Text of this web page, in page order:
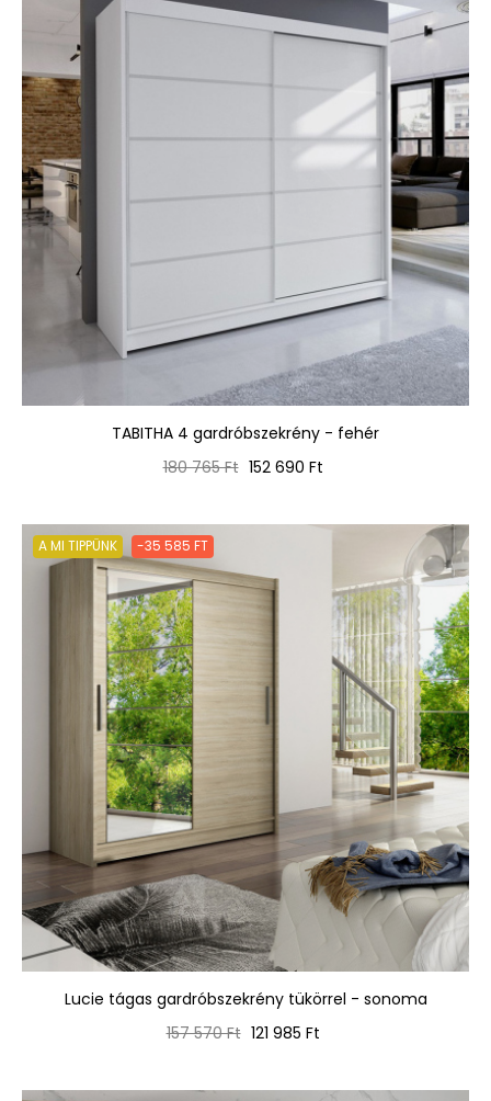
TABITHA 4 gardróbszekrény - fehér
Normál
180 765 Ft Ár
152 690 Ft
A MI TIPPÜNK -35 585 FT
Lucie tágas gardróbszekrény tükörrel - sonoma
Normál
157 570 Ft Ár
121 985 Ft